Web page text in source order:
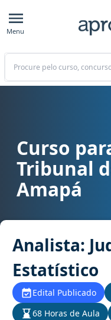
Menu
Buscar
Curso para concurso TJ AP
Curso
Tribunal
Amapá
Analista:
Estatístico
Edital Publicado
68 Horas de Aula